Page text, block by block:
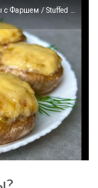
Фаршированные Шампиньоны с Сыром в Духовке / Грибы с Фаршем / Stuffed Champignons